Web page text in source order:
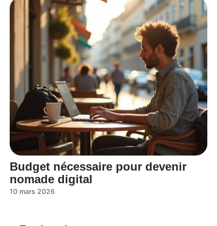
Budget nécessaire pour devenir
nomade digital
10 mars 2026